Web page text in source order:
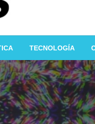
TECNOLOGÍA